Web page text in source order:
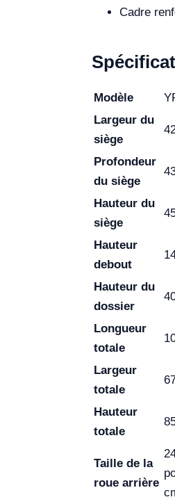
Cadre
Modèle
Largeur du
siège
Profondeur
du siège
Hauteur du
siège
Hauteur
debout
Hauteur du
dossier
Longueur
totale
Largeur
totale
Hauteur
totale
Taille de la
roue arrière